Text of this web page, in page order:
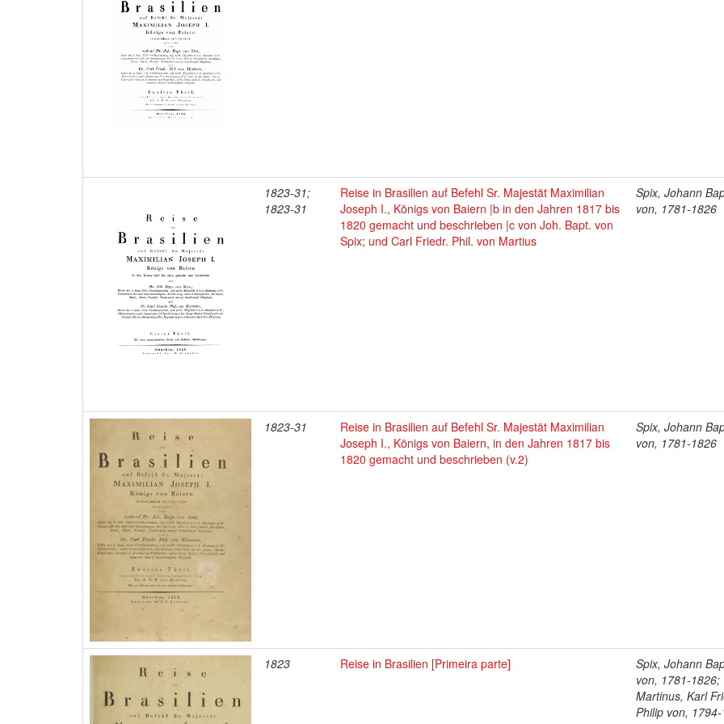
1823-31;
1823-31
Reise in Brasilien auf Befehl Sr. Majestät Maximilian
Joseph I., Königs von Baiern |b in den Jahren 1817 bis
1820 gemacht und beschrieben |c von Joh. Bapt. von
Spix; und Carl Friedr. Phil. von Martius
Spix, Johann
von, 1781-1826
1823-31
Reise in Brasilien auf Befehl Sr. Majestät Maximilian
Joseph I., Königs von Baiern, in den Jahren 1817 bis
1820 gemacht und beschrieben (v.2)
Spix, Johann
von, 1781-1826
1823 Reise in Brasilien [Primeira parte]
Spix, Johann
von, 1781-1826;
Martinus, Karl
Philip von,